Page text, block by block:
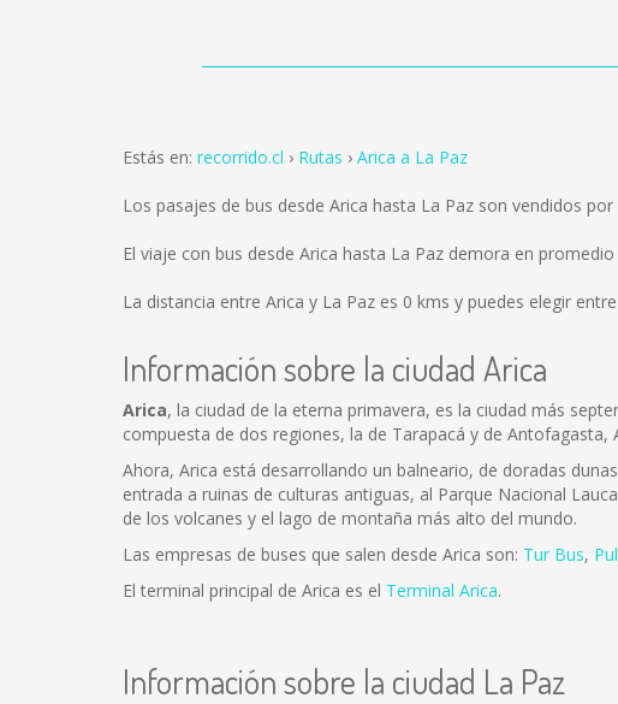
Estás en: recorrido.cl Rutas Arica a La Paz
Los pasajes de bus desde Arica hasta La Paz son vendidos por
El viaje con bus desde Arica hasta La Paz demora en
La distancia entre Arica y La Paz es 0 kms y puedes elegir
Información sobre la ciudad Arica
Arica, la ciudad de la eterna primavera, es la ciudad más
compuesta de dos regiones, la de Tarapacá y de
Ahora, Arica está desarrollando un balneario, de doradas
entrada a ruinas de culturas antiguas, al Parque Nacional
de los volcanes y el lago de montaña más alto del mundo.
Las empresas de buses que salen desde Arica son: Tur Bus,
El terminal principal de Arica es el Terminal Arica.
Información sobre la ciudad La Paz